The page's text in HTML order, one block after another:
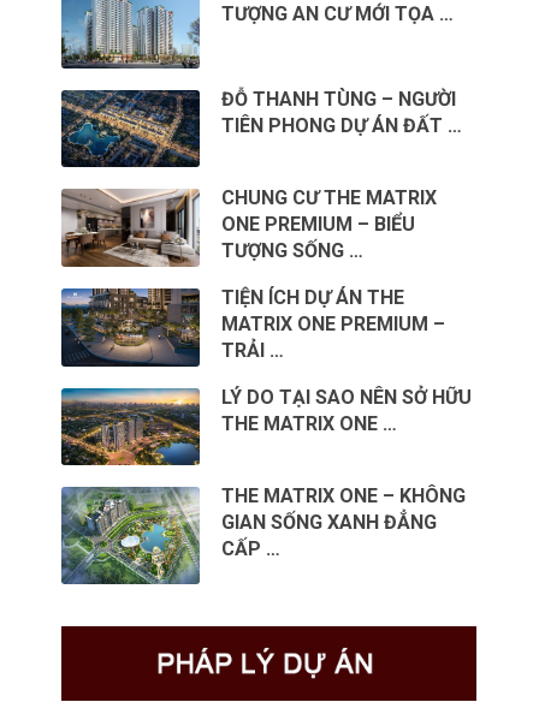
TƯỢNG AN CƯ MỚI TỌA …
ĐỖ THANH TÙNG – NGƯỜI
TIÊN PHONG DỰ ÁN ĐẤT …
CHUNG CƯ THE MATRIX
ONE PREMIUM – BIỂU
TƯỢNG SỐNG …
TIỆN ÍCH DỰ ÁN THE
MATRIX ONE PREMIUM –
TRẢI …
LÝ DO TẠI SAO NÊN SỞ HỮU
THE MATRIX ONE …
THE MATRIX ONE – KHÔNG
GIAN SỐNG XANH ĐẲNG
CẤP …